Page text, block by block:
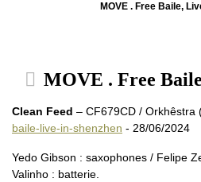
MOVE . Free Baile,
MOVE . Free
Clean Feed – CF679CD / Orkhêstra
baile-live-in-shenzhen - 28/06/2024
Yedo Gibson : saxophones / Felipe
Valinho : batterie.